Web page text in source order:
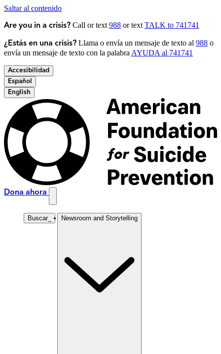
Saltar al contenido
Are you in a crisis? Call or text 988 or text TALK to 741741
¿Estás en una crisis? Llama o envía un mensaje de texto al 988 o
envía un mensaje de texto con la palabra AYUDA al 741741
Accesibilidad
Español
English
Dona ahora
Buscar_ Newsroom and Storytelling